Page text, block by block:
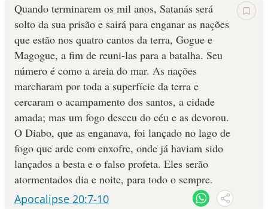
Quando terminarem os mil anos, Satanás será
solto da sua prisão e sairá para enganar as nações
que estão nos quatro cantos da terra, Gogue e
Magogue, a fim de reuni-las para a batalha. Seu
número é como a areia do mar. As nações
marcharam por toda a superfície da terra e
cercaram o acampamento dos santos, a cidade
amada; mas um fogo desceu do céu e as devorou.
O Diabo, que as enganava, foi lançado no lago de
fogo que arde com enxofre, onde já haviam sido
lançados a besta e o falso profeta. Eles serão
atormentados dia e noite, para todo o sempre.
Apocalipse 20:7-10